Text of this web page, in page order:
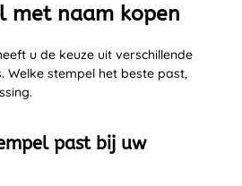
met naam kopen
u de keuze uit verschillende
Welke stempel het beste past,
past bij uw